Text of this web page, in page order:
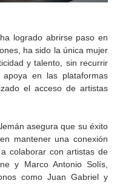
logrado abrirse paso en
ha sido la única mujer
y talento, sin recurrir
en las plataformas
el acceso de artistas
asegura que su éxito
mantener una conexión
colaborar con artistas de
y Marco Antonio Solís,
como Juan Gabriel y